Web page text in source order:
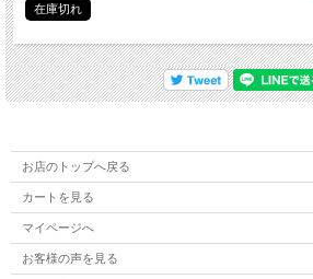
在庫切れ
お店のトップへ戻る
カートを見る
マイページへ
お客様の声を見る